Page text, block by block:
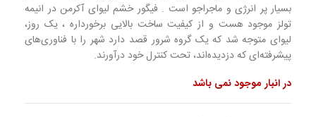
بسیار پر انرژی و ماجراجو است . فیگور خشم لیوای آکرمن در انیمه
تولز موجود هست و از کیفیت ساخت بالایی برخورداره ، یک روز،
لیوای متوجه شد که یک گروه شرور قصد دارد شهر را با فناوری‌های
پیشرفته‌ای که دزدیده‌اند، تحت کنترل خود درآورند.
در انبار موجود نمی باشد